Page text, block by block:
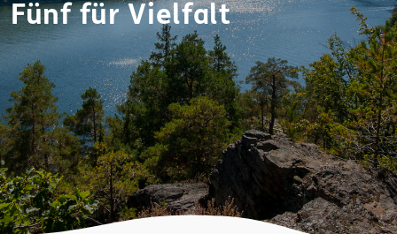
Fünf für Vielfalt